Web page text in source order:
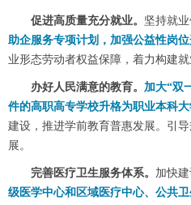
促进高质量充分就业。 坚持就业
助企服务专项计划，加强公益性岗位
业形态劳动者权益保障，着力构建就
办好人民满意的教育。 加大“双
件的高职高专学校升格为职业本科
建设，推进学前教育普惠发展。引
展。
完善医疗卫生服务体系。 加快
级医学中心和区域医疗中心、公共